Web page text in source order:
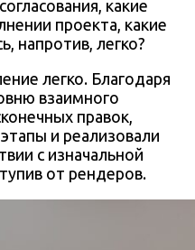
какие
проекта, какие
напротив, легко?
легко. Благодаря
взаимного
правок,
и реализовали
с изначальной
от рендеров.